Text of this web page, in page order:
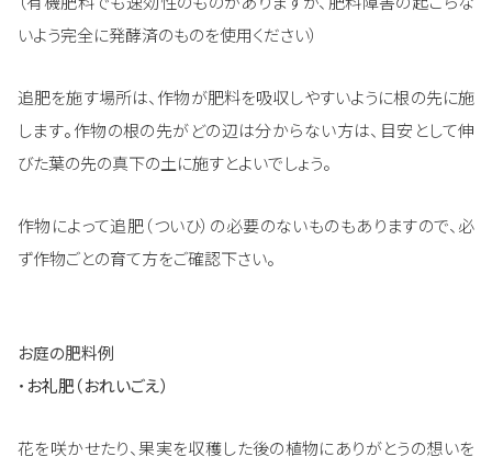
いよう完全に発酵済のものを使用ください）
追肥を施す場所は、作物が肥料を吸収しやすいように根の先に施
します。作物の根の先がどの辺は分からない方は、目安として伸
びた葉の先の真下の土に施すとよいでしょう。
作物によって追肥（ついひ）の必要のないものもありますので、必
ず作物ごとの育て方をご確認下さい。
お庭の肥料例
・ お礼肥（おれいごえ）
花を咲かせたり、果実を収穫した後の植物にありがとうの想いを